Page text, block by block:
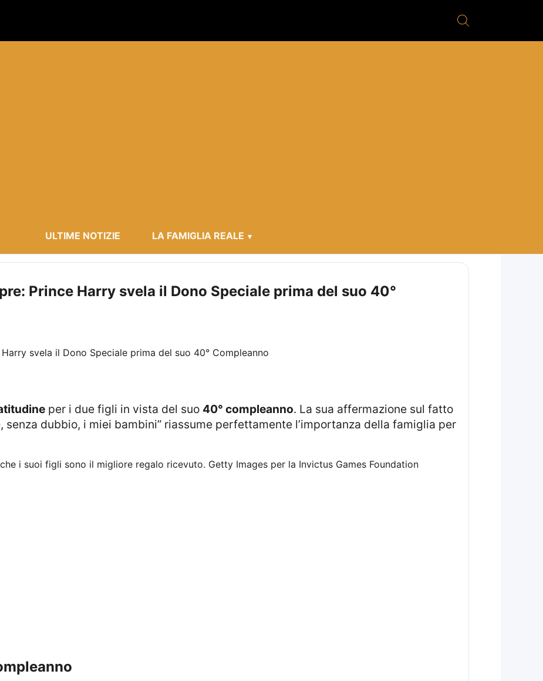
ULTIME NOTIZIE LA FAMIGLIA REALE
Prince Harry svela il Dono Speciale prima del suo 40°
per i due figli in vista del suo 40° compleanno. La sua affermazione sul fatto
senza dubbio, i miei bambini” riassume perfettamente l’importanza della famiglia per
i suoi figli sono il migliore regalo ricevuto. Getty Images per la Invictus Games Foundation